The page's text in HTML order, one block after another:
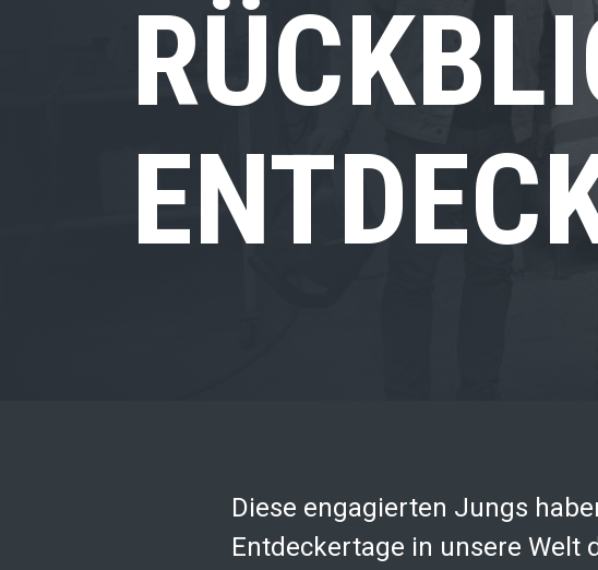
Diese engagierten Jungs
Entdeckertage in unsere Welt